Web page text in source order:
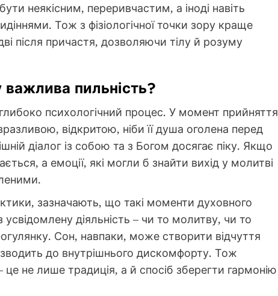
неякісним, переривчастим, а іноді навіть
Тож з фізіологічної точки зору краще
після причастя, дозволяючи тілу й розуму
пильність?
психологічний процес. У момент прийняття
відкритою, ніби її душа оголена перед
діалог із собою та з Богом досягає піку. Якщо
а емоції, які могли б знайти вихід у молитві
зазначають, що такі моменти духовного
діяльність – чи то молитву, чи то
Сон, навпаки, може створити відчуття
до внутрішнього дискомфорту. Тож
не лише традиція, а й спосіб зберегти гармонію